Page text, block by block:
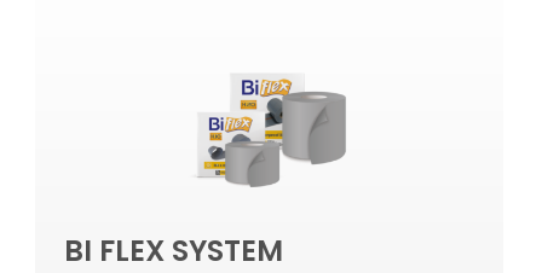
BI FLEX SYSTEM